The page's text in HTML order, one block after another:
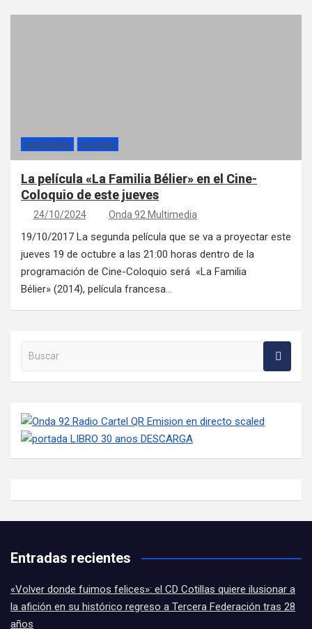
CATEGORÍAS CULTURA
La película «La Familia Bélier» en el Cine-
Coloquio de este jueves
24/10/2024 Onda 92 Multimedia
19/10/2017 La segunda película que se va a proyectar este
jueves 19 de octubre a las 21:00 horas dentro de la
programación de Cine-Coloquio será «La Familia
Bélier» (2014), película francesa…
Buscar en la web
Entradas recientes
«Volver donde fuimos felices»: el CD Cotillas quiere ilusionar a
la afición en su histórico regreso a Tercera Federación tras 28
años